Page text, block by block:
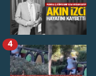
4